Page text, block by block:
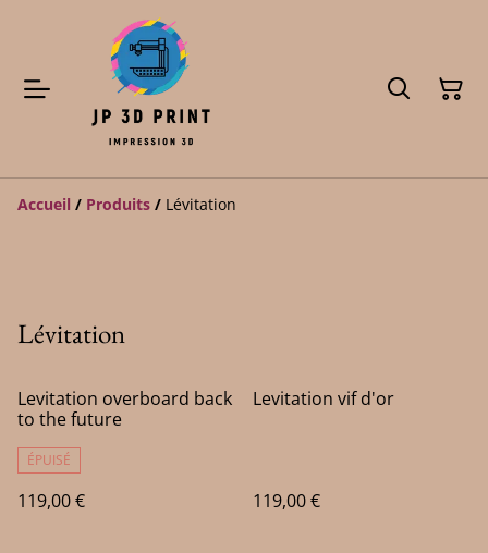
Accueil / Produits / Lévitation
Lévitation
Levitation overboard back
to the future
ÉPUISÉ
119,00 €
Levitation vif d'or
119,00 €